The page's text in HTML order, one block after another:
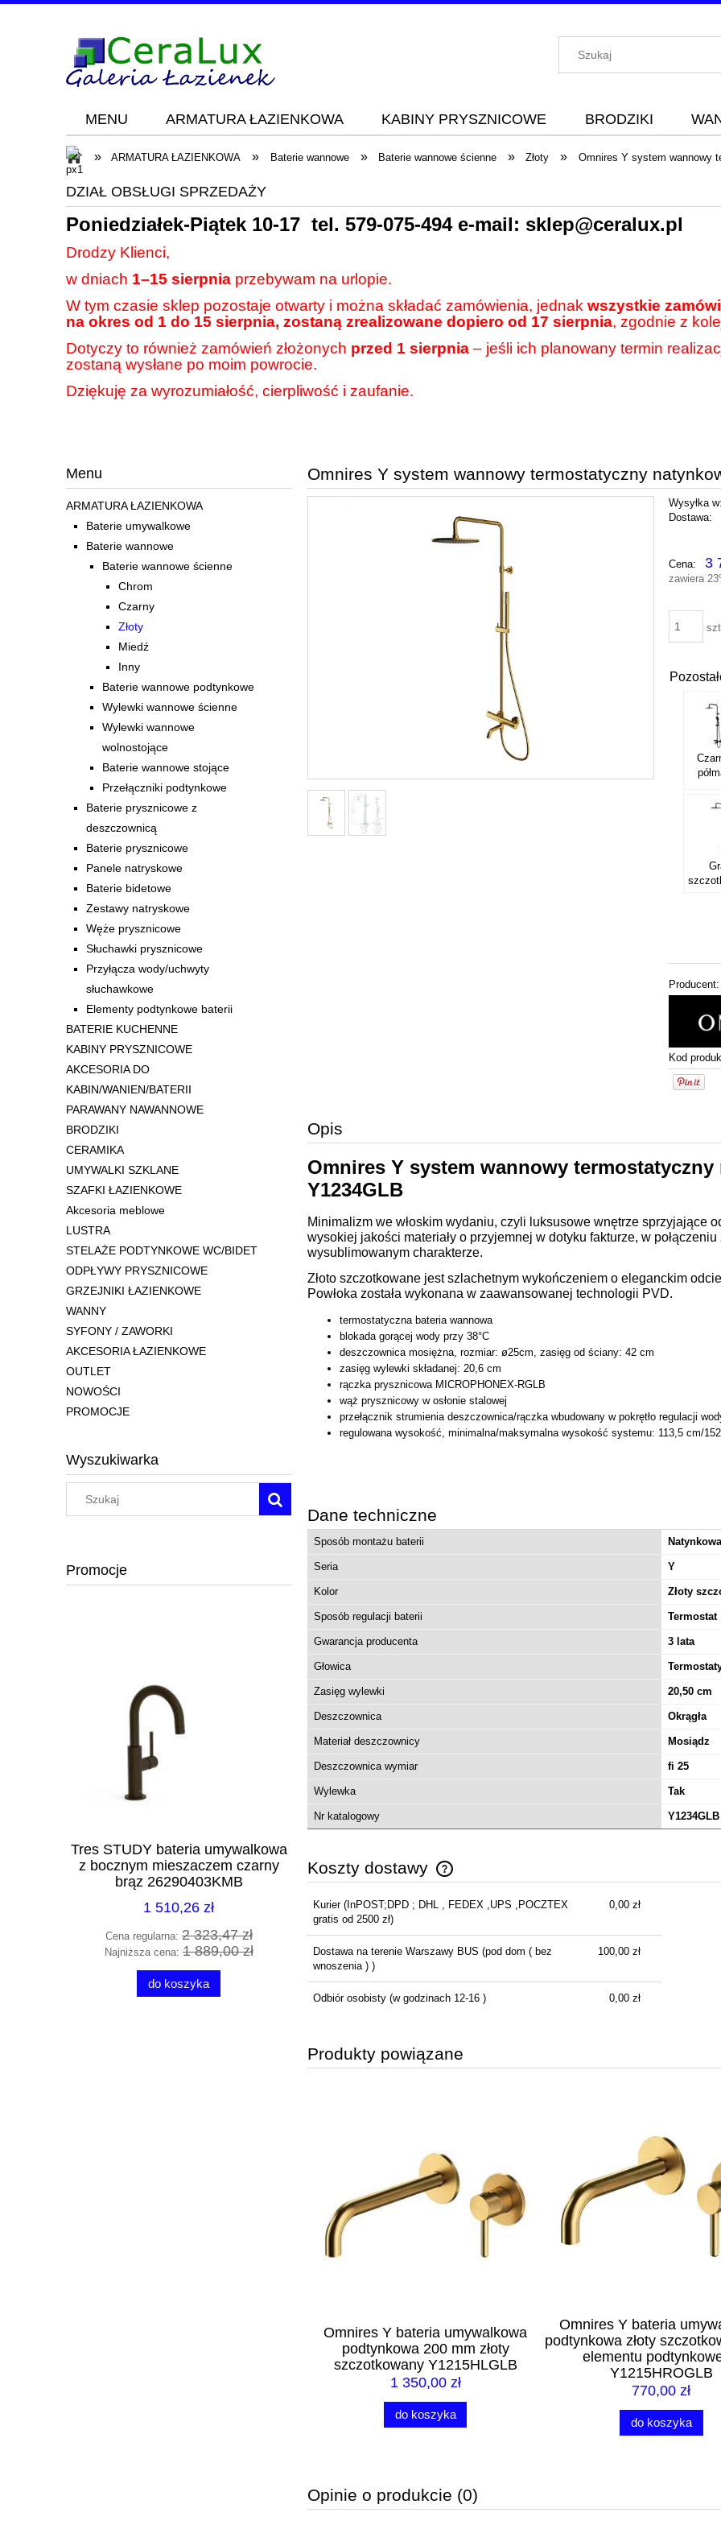
MENU ARMATURA ŁAZIENKOWA KABINY PRYSZNICOWE BRODZIKI
Blog KONTAKT
» ARMATURA ŁAZIENKOWA » Baterie wannowe » Baterie wannowe ścienne » Złoty » Omnires Y system wannowy
DZIAŁ OBSŁUGI SPRZEDAŻY
Poniedziałek-Piątek 10-17 tel. 579-075-494e-mail: sklep@ceralux.pl
Drodzy Klienci,
w dniach 1–15 sierpnia przebywam na urlopie.
W tym czasie sklep pozostaje otwarty i można składać zamówienia, jednak wszystkie
na okres od 1 do 15 sierpnia, zostaną zrealizowane dopiero od 17 sierpnia, zgodnie z
Dotyczy to również zamówień złożonych przed 1 sierpnia – jeśli ich planowany termin
zostaną wysłane po moim powrocie.
Dziękuję za wyrozumiałość, cierpliwość i zaufanie.
Menu
ARMATURA ŁAZIENKOWA
Baterie umywalkowe
Baterie wannowe
Baterie wannowe ścienne
Chrom
Czarny
Złoty
Miedź
Inny
Baterie wannowe podtynkowe
Wylewki wannowe ścienne
Wylewki wannowe
wolnostojące
Baterie wannowe stojące
Przełączniki podtynkowe
Baterie prysznicowe z
deszczownicą
Baterie prysznicowe
Panele natryskowe
Baterie bidetowe
Zestawy natryskowe
Węże prysznicowe
Słuchawki prysznicowe
Przyłącza wody/uchwyty
słuchawkowe
Elementy podtynkowe baterii
BATERIE KUCHENNE
KABINY PRYSZNICOWE
AKCESORIA DO
KABIN/WANIEN/BATERII
PARAWANY NAWANNOWE
BRODZIKI
CERAMIKA
UMYWALKI SZKLANE
SZAFKI ŁAZIENKOWE
Akcesoria meblowe
LUSTRA
STELAŻE PODTYNKOWE WC/BIDET
ODPŁYWY PRYSZNICOWE
GRZEJNIKI ŁAZIENKOWE
WANNY
SYFONY / ZAWORKI
AKCESORIA ŁAZIENKOWE
OUTLET
NOWOŚCI
PROMOCJE
Wyszukiwarka
Promocje
Tres STUDY bateria umywalkowa
z bocznym mieszaczem czarny
brąz 26290403KMB
1 510,26 zł
Cena regularna: 2 323,47 zł
Najniższa cena: 1 889,00 zł
do koszyka
wolnostojąca chrom
AREX.1255CR
1 870,00 zł
Cena regularna:2 999,99 zł
Najniższa cena:1 920,00 zł
do koszyka
Omnires Y system wannowy termostatyczny
Wysyłka w:
Dostawa:
Cena: 3
zawiera
szt.
Producent:
Kod
Opis
Omnires Y system wannowy
Y1234GLB
Minimalizm we włoskim wydaniu, czyli luksusowe wnętrze sprzyjające
wysokiej jakości materiały o przyjemnej w dotyku fakturze, w
wysublimowanym charakterze.
Złoto szczotkowane jest szlachetnym wykończeniem o eleganckim
Powłoka została wykonana w zaawansowanej technologii PVD.
termostatyczna bateria wannowa
blokada gorącej wody przy 38°C
deszczownica mosiężna, rozmiar: ø25cm, zasięg od ściany: 42 cm
zasięg wylewki składanej: 20,6 cm
rączka prysznicowa MICROPHONEX-RGLB
wąż prysznicowy w osłonie stalowej
przełącznik strumienia deszczownica/rączka wbudowany w pokrętło regulacji
regulowana wysokość, minimalna/maksymalna wysokość systemu: 113,5 cm/
Dane techniczne
Sposób montażu baterii Natynkowa
Seria Y
Kolor Złoty
Sposób regulacji baterii Termostat
Gwarancja producenta 3 lata
Głowica
Zasięg wylewki 20,50 cm
Deszczownica Okrągła
Materiał deszczownicy Mosiądz
Deszczownica wymiar fi 25
Wylewka Tak
Nr katalogowy Y1234GLB
Koszty dostawy
Cena nie zawiera ewentualnych kosztów
Kurier (InPOST;DPD ; DHL , FEDEX ,UPS ,POCZTEX
gratis od 2500 zł)
0,00 zł
Dostawa na terenie Warszawy BUS (pod dom ( bez
wnoszenia ) )
100,00 zł
Odbiór osobisty(w godzinach 12-16 ) 0,00 zł
Produkty powiązane
Omnires Y bateria umywalkowa
podtynkowa 200 mm złoty
szczotkowany Y1215HLGLB
1 350,00 zł
do koszyka
Omnires Y bateria
podtynkowa złoty
elementu
Y1215HROGLB
770,00 zł
do koszyka
Opinie o produkcie (0)